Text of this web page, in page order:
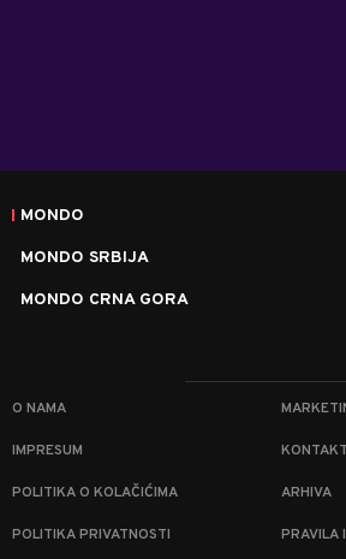
MONDO
MONDO SRBIJA
MONDO CRNA GORA
O NAMA
IMPRESUM KONTAKT
POLITIKA O KOLAČIĆIMA ARHIVA
POLITIKA PRIVATNOSTI PRAVILA